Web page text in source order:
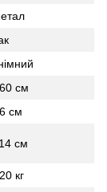
см
см
см
кг